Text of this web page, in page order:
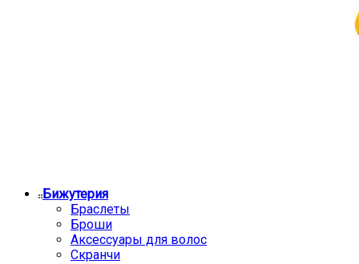
Бижутерия
Браслеты
Броши
Аксессуары для волос
Скранчи